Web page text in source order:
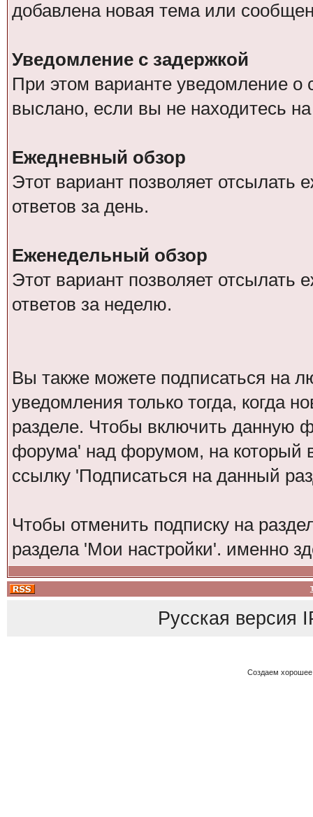
добавлена новая тема или
Уведомление с задержкой
При этом варианте уведомление о
выслано, если вы не находитесь
Ежедневный обзор
Этот вариант позволяет отсылать
ответов за день.
Еженедельный обзор
Этот вариант позволяет отсылать
ответов за неделю.
Вы также можете подписаться на
уведомления только тогда, когда
разделе. Чтобы включить данную
форума' над форумом, на который
ссылку 'Подписаться на данный
Чтобы отменить подписку на
раздела 'Мои настройки'. именно
Русская версия
Создаем